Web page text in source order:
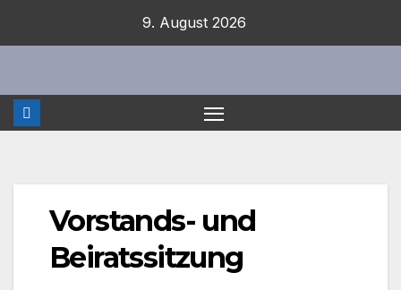
9. August 2026
Vorstands- und
Beiratssitzung